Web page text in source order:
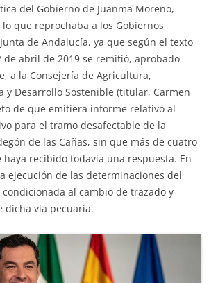
del Gobierno de Juanma Moreno,
que reprochaba a los Gobiernos
de Andalucía, ya que según el texto
de abril de 2019 se remitió, aprobado
a la Consejería de Agricultura,
y Desarrollo Sostenible (titular, Carmen
de que emitiera informe relativo al
para el tramo desafectable de la
de las Cañas, sin que más de cuatro
haya recibido todavía una respuesta. En
ejecución de las determinaciones del
condicionada al cambio de trazado y
dicha vía pecuaria.